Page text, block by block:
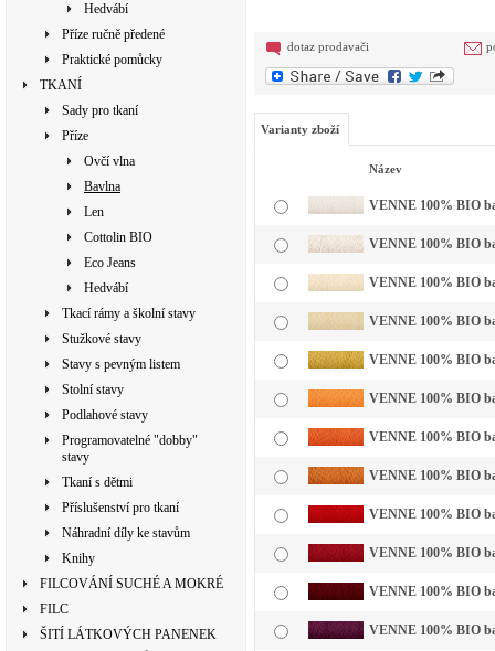
Hedvábí
Příze ručně předené
Praktické pomůcky
TKANÍ
Sady pro tkaní
Příze
Ovčí vlna
Bavlna
Len
Cottolin BIO
Eco Jeans
Hedvábí
Tkací rámy a školní stavy
Stužkové stavy
Stavy s pevným listem
Stolní stavy
Podlahové stavy
Programovatelné "dobby"
stavy
Tkaní s dětmi
Příslušenství pro tkaní
Náhradní díly ke stavům
Knihy
FILCOVÁNÍ SUCHÉ A MOKRÉ
FILC
ŠITÍ LÁTKOVÝCH PANENEK
dotaz prodavači
Varianty zboží
Název
VENNE 100% BIO
VENNE 100% BIO
VENNE 100% BIO
VENNE 100% BIO
VENNE 100% BIO
VENNE 100% BIO
VENNE 100% BIO
VENNE 100% BIO
VENNE 100% BIO
VENNE 100% BIO
VENNE 100% BIO
VENNE 100% BIO